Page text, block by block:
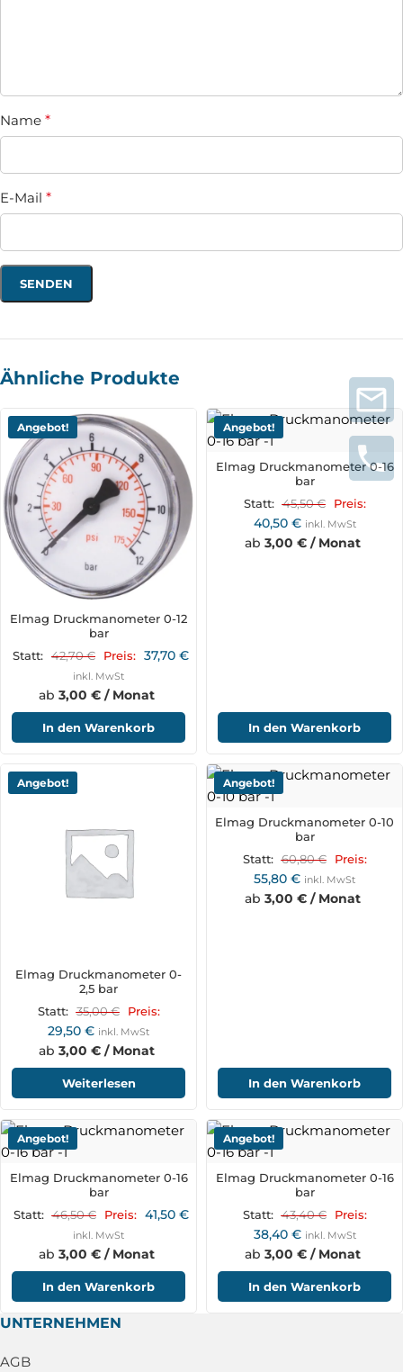
Name *
E-Mail *
Ähnliche Produkte
Angebot!
Elmag Druckmanometer 0-12
bar
Statt: 42,70€ Preis: 37,70 €
inkl. MwSt
ab 3,00 € / Monat
In den Warenkorb
Angebot!
Elmag Druckmanometer 0-16
bar
Statt: 45,50€ Preis:
40,50 € inkl. MwSt
ab 3,00 € / Monat
In den Warenkorb
Angebot!
Elmag Druckmanometer 0-
2,5 bar
Statt: 35,00€ Preis:
29,50 € inkl. MwSt
ab 3,00 € / Monat
Weiterlesen
Angebot!
Elmag Druckmanometer 0-10
bar
Statt: 60,80€ Preis:
55,80 € inkl. MwSt
ab 3,00 € / Monat
In den Warenkorb
Angebot!
Elmag Druckmanometer 0-16
bar
Statt: 46,50€ Preis: 41,50 €
inkl. MwSt
ab 3,00 € / Monat
In den Warenkorb
Angebot!
Elmag Druckmanometer 0-16
bar
Statt: 43,40€ Preis:
38,40 € inkl. MwSt
ab 3,00 € / Monat
In den Warenkorb
UNTERNEHMEN
AGB